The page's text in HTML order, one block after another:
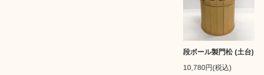
段ボール製門松 (土台)
10,780円(税込)